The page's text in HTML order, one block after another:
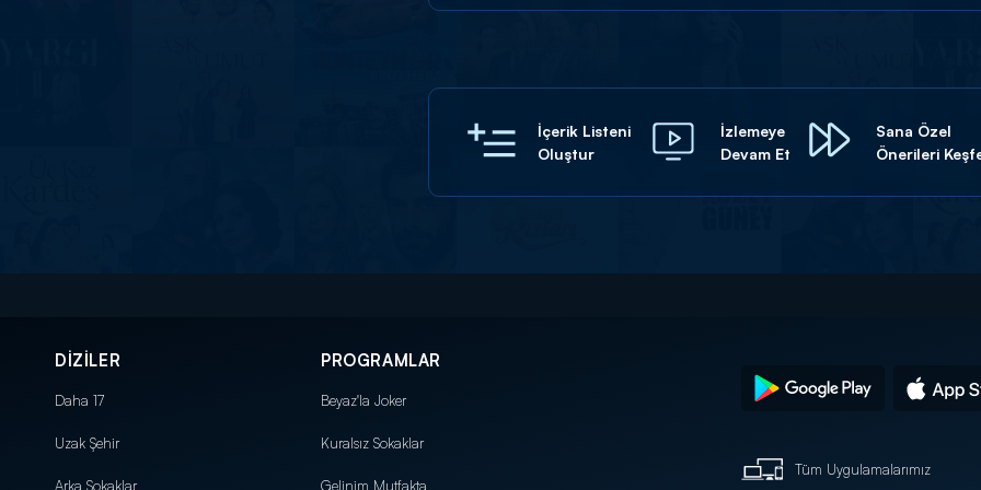
İçerik Listeni
Oluştur
İzlemeye
Devam Et
Sana Özel
Önerileri
DİZİLER
Daha 17
Uzak Şehir
Arka Sokaklar
PROGRAMLAR
Beyaz'la Joker
Kuralsız Sokaklar
Gelinim Mutfakta
Tüm Uygulamalarımız